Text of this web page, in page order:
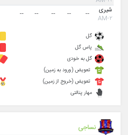
شیری
۲-AM
--
--
--
--
--
گل
پاس گل
گل به خودی
تعویض (ورود به زمین)
تعویض (خروج از زمین)
مهار پنالتی
نساجی